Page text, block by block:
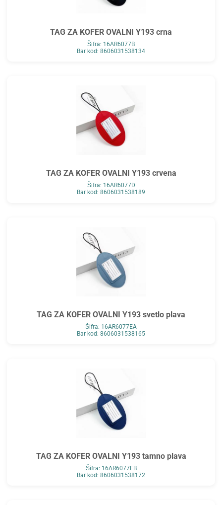
TAG ZA KOFER OVALNI Y193 crna
Šifra: 16AR6077B
Bar kod: 8606031538134
TAG ZA KOFER OVALNI Y193 crvena
Šifra: 16AR6077D
Bar kod: 8606031538189
TAG ZA KOFER OVALNI Y193 svetlo plava
Šifra: 16AR6077EA
Bar kod: 8606031538165
TAG ZA KOFER OVALNI Y193 tamno plava
Šifra: 16AR6077EB
Bar kod: 8606031538172